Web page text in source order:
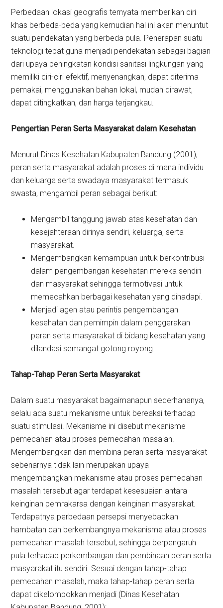
Perbedaan lokasi geografis ternyata memberikan ciri
khas berbeda-beda yang kemudian hal ini akan menuntut
suatu pendekatan yang berbeda pula. Penerapan suatu
teknologi tepat guna menjadi pendekatan sebagai bagian
dari upaya peningkatan kondisi sanitasi lingkungan yang
memiliki ciri-ciri efektif, menyenangkan, dapat diterima
pemakai, menggunakan bahan lokal, mudah dirawat,
dapat ditingkatkan, dan harga terjangkau.
Pengertian Peran Serta Masyarakat dalam Kesehatan
Menurut Dinas Kesehatan Kabupaten Bandung (2001),
peran serta masyarakat adalah proses di mana individu
dan keluarga serta swadaya masyarakat termasuk
swasta, mengambil peran sebagai berikut:
Mengambil tanggung jawab atas kesehatan dan
kesejahteraan dirinya sendiri, keluarga, serta
masyarakat.
Mengembangkan kemampuan untuk berkontribusi
dalam pengembangan kesehatan mereka sendiri
dan masyarakat sehingga termotivasi untuk
memecahkan berbagai kesehatan yang dihadapi.
Menjadi agen atau perintis pengembangan
kesehatan dan pemimpin dalam penggerakan
peran serta masyarakat di bidang kesehatan yang
dilandasi semangat gotong royong.
Tahap-Tahap Peran Serta Masyarakat
Dalam suatu masyarakat bagaimanapun sederhananya,
selalu ada suatu mekanisme untuk bereaksi terhadap
suatu stimulasi. Mekanisme ini disebut mekanisme
pemecahan atau proses pemecahan masalah.
Mengembangkan dan membina peran serta masyarakat
sebenarnya tidak lain merupakan upaya
mengembangkan mekanisme atau proses pemecahan
masalah tersebut agar terdapat kesesuaian antara
keinginan pemrakarsa dengan keinginan masyarakat.
Terdapatnya perbedaan persepsi menyebabkan
hambatan dan berkembangnya mekanisme atau proses
pemecahan masalah tersebut, sehingga berpengaruh
pula terhadap perkembangan dan pembinaan peran serta
masyarakat itu sendiri. Sesuai dengan tahap-tahap
pemecahan masalah, maka tahap-tahap peran serta
dapat dikelompokkan menjadi (Dinas Kesehatan